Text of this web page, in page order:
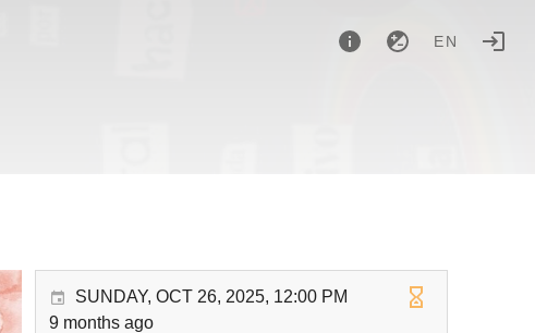
EN
SUNDAY, OCT 26, 2025, 12:00 PM
9 months ago